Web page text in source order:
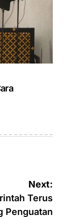
Next:
Terus
Penguatan